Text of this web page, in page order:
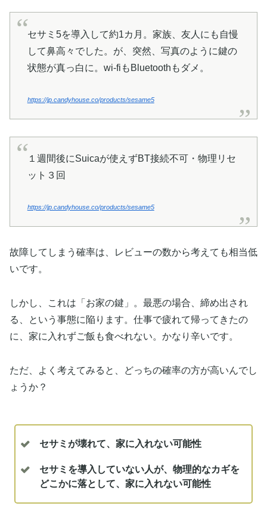
セサミ5を導入して約1カ月。家族、友人にも自慢
して鼻高々でした。が、突然、写真のように鍵の
状態が真っ白に。wi-fiもBluetoothもダメ。
https://jp.candyhouse.co/products/sesame5
１週間後にSuicaが使えずBT接続不可・物理リセ
ット３回
https://jp.candyhouse.co/products/sesame5
故障してしまう確率は、レビューの数から考えても相当低
いです。
しかし、これは「お家の鍵」。最悪の場合、締め出され
る、という事態に陥ります。仕事で疲れて帰ってきたの
に、家に入れずご飯も食べれない。かなり辛いです。
ただ、よく考えてみると、どっちの確率の方が高いんでし
ょうか？
セサミが壊れて、家に入れない可能性
セサミを導入していない人が、物理的なカギを
どこかに落として、家に入れない可能性